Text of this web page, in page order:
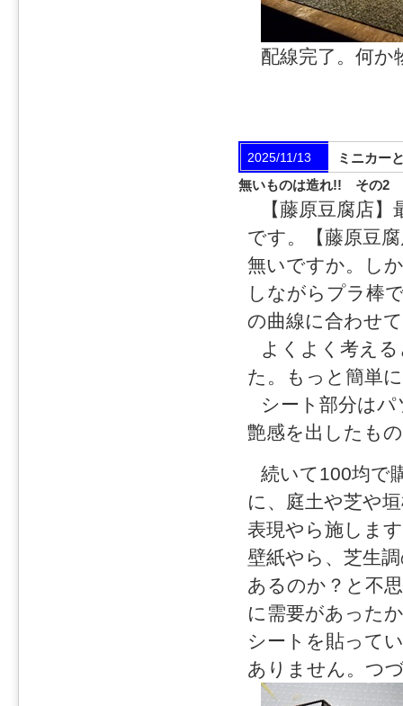
配線完了。何か
2025/11/13
ミニカー
無いものは造れ!! その2
【藤原豆腐店
です。【藤原豆
無いですか。し
しながらプラ棒
の曲線に合わせ
よくよく考え
た。もっと簡単
シート部分は
艶感を出したも
続いて100均で
に、庭土や芝や
表現やら施しま
壁紙やら、芝生
あるのか？と不
に需要があった
シートを貼って
ありません。つ